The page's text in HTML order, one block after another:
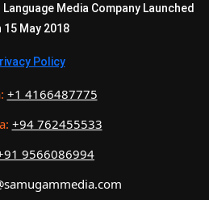
Media Company Launched
15 May 2018
Policy
+1 4166487775
+94 762455533
9566086994